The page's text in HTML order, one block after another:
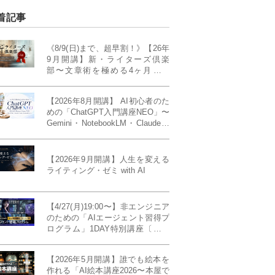
記事
《8/9(日)まで、超早割！》【26年
9月開講】新・ライターズ倶楽
部〜文章術を極める4ヶ月講義
【2026年8月開講】 AI初心者のた
めの「ChatGPT入門講座NEO」〜
Gemini・NotebookLM・Claudeま
座〕
【2026年9月開講】人生を変える
ライティング・ゼミ with AI
【4/27(月)19:00〜】非エンジニア
のための「AIエージェント習得プ
ログラム」1DAY特別講座〔パワ
【2026年5月開講】誰でも絵本を
作れる「AI絵本講座2026〜本屋で